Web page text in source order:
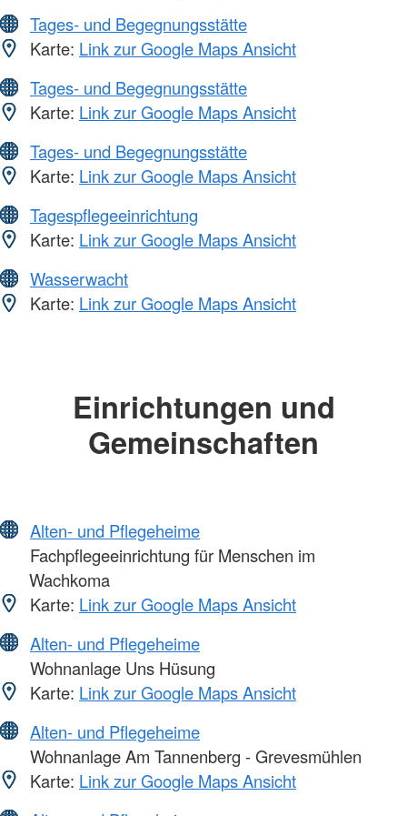
Tages- und Begegnungsstätte
Karte: Link zur Google Maps Ansicht
Tages- und Begegnungsstätte
Karte: Link zur Google Maps Ansicht
Tages- und Begegnungsstätte
Karte: Link zur Google Maps Ansicht
Tagespflegeeinrichtung
Karte: Link zur Google Maps Ansicht
Wasserwacht
Karte: Link zur Google Maps Ansicht
Einrichtungen und
Gemeinschaften
Alten- und Pflegeheime
Fachpflegeeinrichtung für Menschen im
Wachkoma
Karte: Link zur Google Maps Ansicht
Alten- und Pflegeheime
Wohnanlage Uns Hüsung
Karte: Link zur Google Maps Ansicht
Alten- und Pflegeheime
Wohnanlage Am Tannenberg - Grevesmühlen
Karte: Link zur Google Maps Ansicht